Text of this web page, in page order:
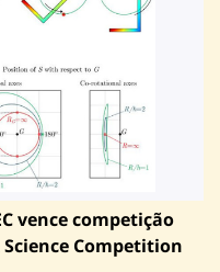
vence competição
Competition